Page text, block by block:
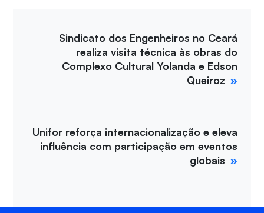
Sindicato dos Engenheiros no Ceará
realiza visita técnica às obras do
Complexo Cultural Yolanda e Edson
Queiroz
Unifor reforça internacionalização e eleva
influência com participação em eventos
globais